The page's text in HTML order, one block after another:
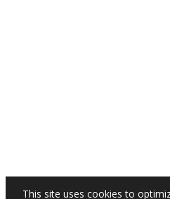
This site uses cookies to